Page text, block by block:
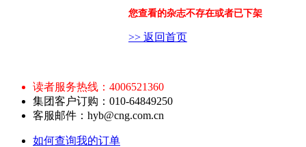
您查看的杂志不存在或者已下架
>> 返回首页
读者服务热线：4006521360
集团客户订购：010-64849250
客服邮件：hyb@cng.com.cn
如何查询我的订单